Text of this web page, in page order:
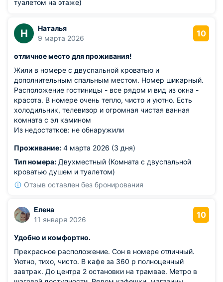
туалетом на этаже)
Н
Наталья
9 марта 2026
10
отличное место для проживания!
Жили в номере с двуспальной кроватью и
дополнительным спальным местом. Номер шикарный.
Расположение гостиницы - все рядом и вид из окна -
красота. В номере очень тепло, чисто и уютно. Есть
холодильник, телевизор и огромная чистая ванная
комната с эл камином
Из недостатков: не обнаружили
Проживание: 4 марта 2026 (3 дня)
Тип номера: Двухместный (Комната с двуспальной
кроватью душем и туалетом)
Отзыв оставлен без бронирования
Елена
11 января 2026
10
Удобно и комфортно.
Прекрасное расположение. Сон в номере отличный.
Уютно, тихо, чисто. В кафе за 360 р полноценный
завтрак. До центра 2 остановки на трамвае. Метро в